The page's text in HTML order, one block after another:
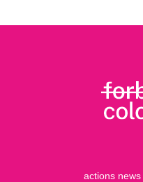
actions news